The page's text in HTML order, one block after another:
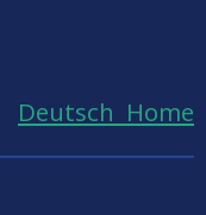
Deutsch Home